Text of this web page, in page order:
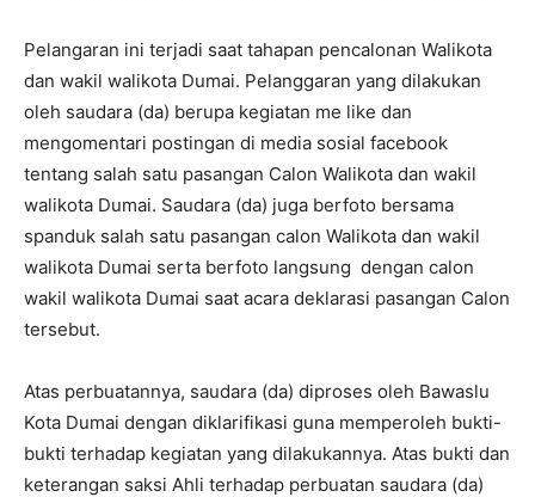
Pelangaran ini terjadi saat tahapan pencalonan Walikota
dan wakil walikota Dumai. Pelanggaran yang dilakukan
oleh saudara (da) berupa kegiatan me like dan
mengomentari postingan di media sosial facebook
tentang salah satu pasangan Calon Walikota dan wakil
walikota Dumai. Saudara (da) juga berfoto bersama
spanduk salah satu pasangan calon Walikota dan wakil
walikota Dumai serta berfoto langsung dengan calon
wakil walikota Dumai saat acara deklarasi pasangan Calon
tersebut.
Atas perbuatannya, saudara (da) diproses oleh Bawaslu
Kota Dumai dengan diklarifikasi guna memperoleh bukti-
bukti terhadap kegiatan yang dilakukannya. Atas bukti dan
keterangan saksi Ahli terhadap perbuatan saudara (da)